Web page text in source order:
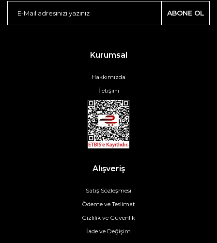
ABONE OL
Kurumsal
Hakkımızda
İletişim
Alışveriş
Satış Sözleşmesi
Ödeme ve Teslimat
Gizlilik ve Güvenlik
İade ve Değişim